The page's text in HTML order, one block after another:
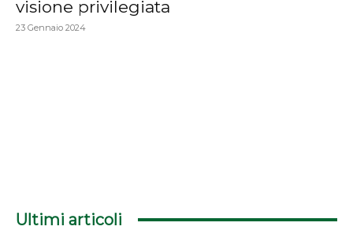
visione privilegiata
23 Gennaio 2024
Ultimi articoli